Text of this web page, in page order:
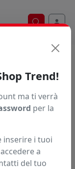
Ricerca
a base
per display
con inchiostri
Trend!
ma ti verrà
per la
inserire i tuoi
a
del tuo